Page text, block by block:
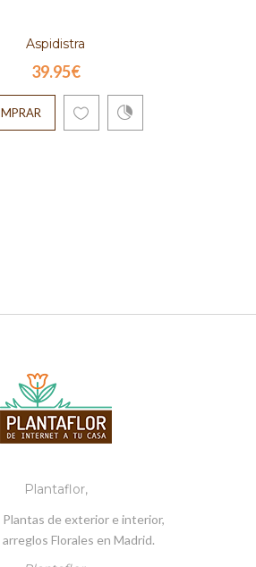
Aspidistra
39.95€
Plantaflor,
de exterior e interior,
arreglos Florales en Madrid.